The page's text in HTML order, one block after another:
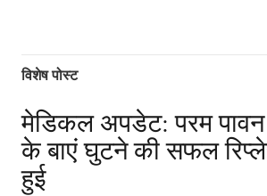
विशेष पोस्ट
मेडिकल अपडेट: परम पावन
के बाएं घुटने की सफल
हुई